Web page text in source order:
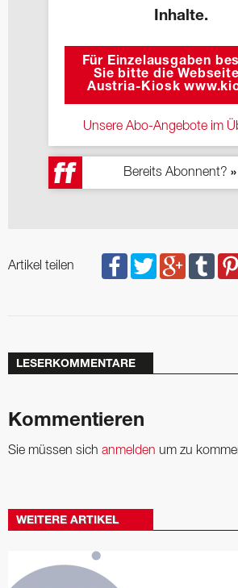
Inhalte.
Für Einzelausgaben
Sie bitte die
Austria-Kiosk
Unsere Abo-Angebote im
Bereits Abonnent?
Artikel teilen
LESERKOMMENTARE
Kommentieren
Sie müssen sich anmelden um zu
WEITERE ARTIKEL